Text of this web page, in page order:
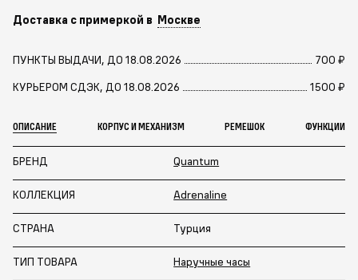
Доставка с примеркой в Москве
ПУНКТЫ ВЫДАЧИ, ДО 18.08.2026
700 ₽
КУРЬЕРОМ СДЭК, ДО 18.08.2026
1500 ₽
ОПИСАНИЕ КОРПУС И МЕХАНИЗМ РЕМЕШОК ФУНКЦИИ
БРЕНД Quantum
КОЛЛЕКЦИЯ Adrenaline
СТРАНА Турция
ТИП ТОВАРА Наручные часы